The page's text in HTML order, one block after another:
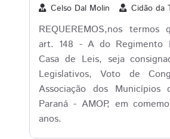
Celso Dal Molin
Cidão da
REQUEREMOS,nos
art. 148 - A do Regimento
Casa de Leis, seja
Legislativos, Voto de
Associação dos
Paraná - AMOP, em
anos.